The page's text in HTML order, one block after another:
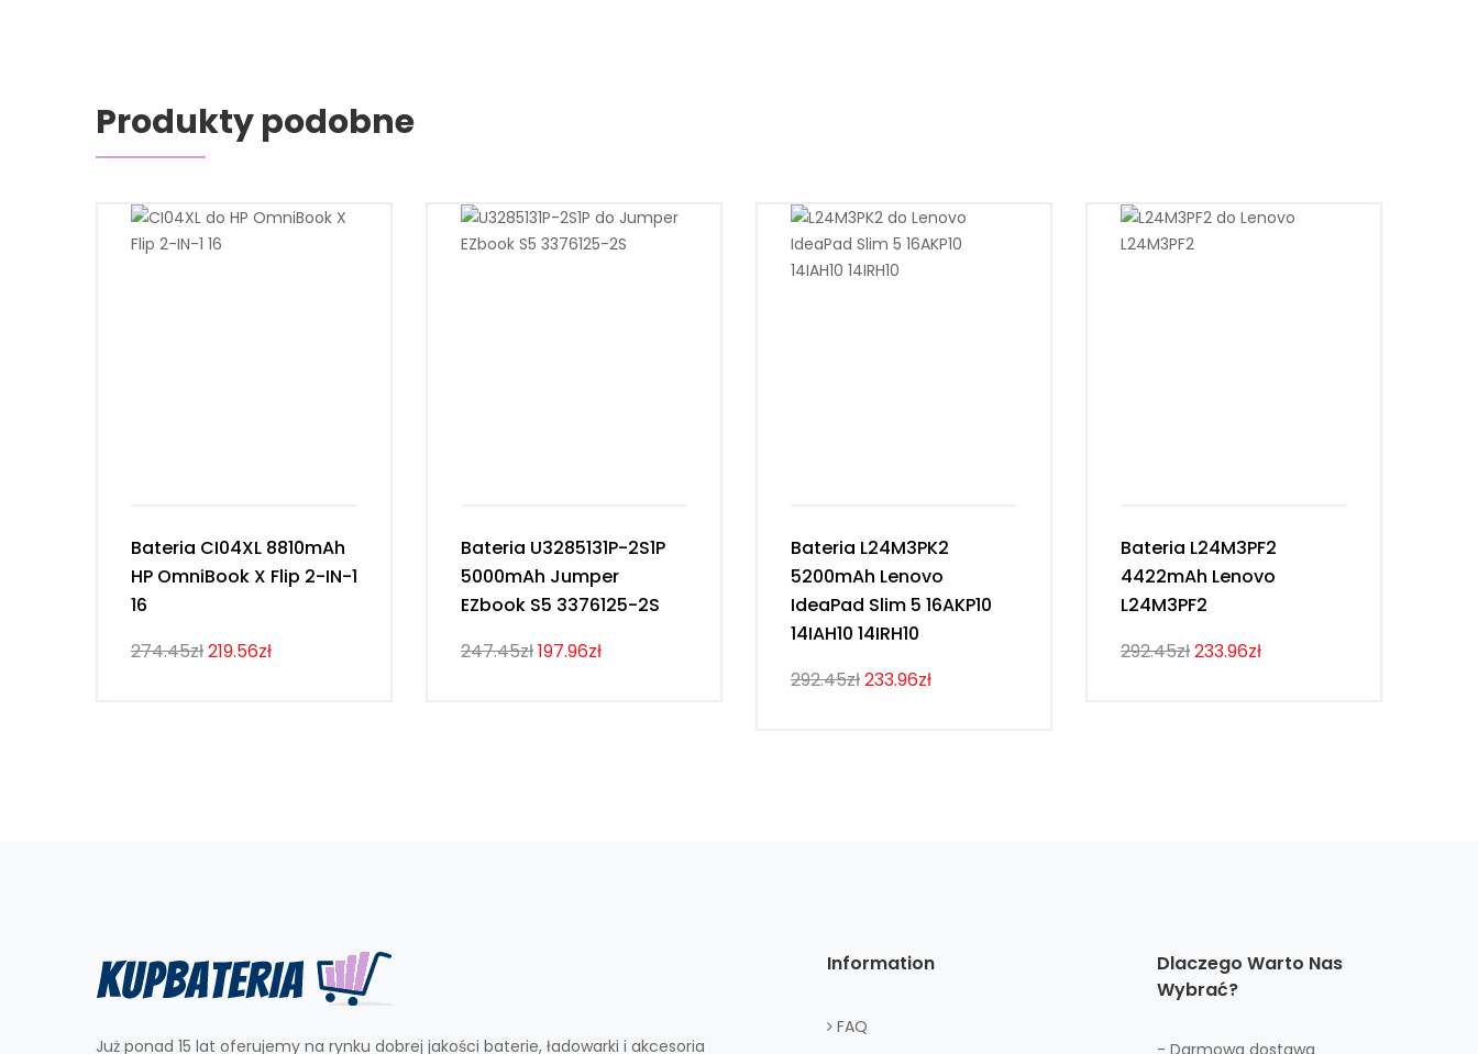
Produkty podobne
Bateria CI04XL 8810mAh
HP OmniBook X Flip 2-IN-1
16
274.45zł219.56zł
Bateria U3285131P-2S1P
5000mAh Jumper
EZbook S5 3376125-2S
247.45zł197.96zł
Bateria L24M3PK2
5200mAh Lenovo
IdeaPad Slim 5 16AKP10
14IAH10 14IRH10
292.45zł233.96zł
Bateria L24M3PF2
4422mAh Lenovo
L24M3PF2
292.45zł233.96zł
Już ponad 15 lat oferujemy na rynku dobrej jakości baterie, ładowarki i akcesoria
Information
FAQ
Dlaczego Warto Nas
Wybrać?
- Darmowa dostawa